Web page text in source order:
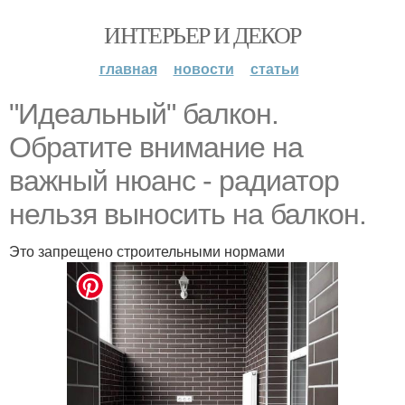
ИНТЕРЬЕР И ДЕКОР
главная новости статьи
"Идеальный" балкон.
Обратите внимание на
важный нюанс - радиатор
нельзя выносить на балкон.
Это запрещено строительными нормами